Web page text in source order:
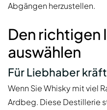
Abgängen herzustellen.
Den richtigen
auswählen
Für Liebhaber
Wenn Sie Whisky mit viel
Ardbeg. Diese Destillerie